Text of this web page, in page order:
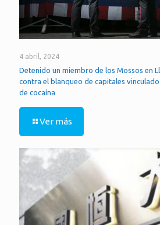
4 abril, 2024
Detenido un miembro de los Mossos en
contra el blanqueo de capitales
de cocaína
Ver más